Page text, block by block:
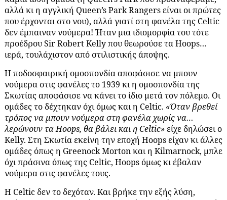
αλλά κι η αγγλική Queen’s Park Rangers είναι οι πρώτες
που έρχονται στο νου), αλλά γιατί στη φανέλα της Celtic
δεν έμπαιναν νούμερα! Ήταν μια ιδιομορφία του τότε
προέδρου Sir Robert Kelly που θεωρούσε τα Hoops…
ιερά, τουλάχιστον από στιλιστικής άποψης.
Η ποδοσφαιρική ομοσπονδία αποφάσισε να μπουν
νούμερα στις φανέλες το 1939 κι η ομοσπονδία της
Σκωτίας αποφάσισε να κάνει το ίδιο μετά τον πόλεμο. Οι
ομάδες το δέχτηκαν όχι όμως και η Celtic. «Όταν βρεθεί
τρόπος να μπουν νούμερα στη φανέλα χωρίς να…
λερώνουν τα Hoops, θα βάλει και η Celtic»είχε δηλώσει ο
Kelly. Στη Σκωτία εκείνη την εποχή Hoops είχαν κι άλλες
ομάδες όπως η Greenock Morton και η Kilmarnock, μπλε
όχι πράσινα όπως της Celtic, Hoops όμως κι έβαλαν
νούμερα στις φανέλες τους.
Η Celtic δεν το δεχόταν. Kαι βρήκε την εξής λύση,